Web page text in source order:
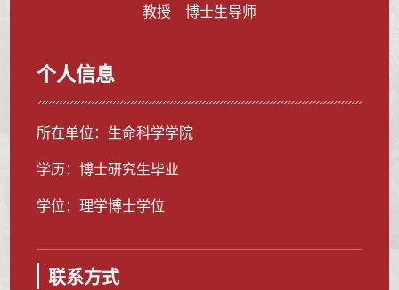
教授 博士生导师
个人信息
所在单位：生命科学学院
学历：博士研究生毕业
学位：理学博士学位
联系方式